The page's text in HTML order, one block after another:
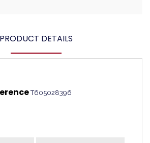
PRODUCT DETAILS
T605028396